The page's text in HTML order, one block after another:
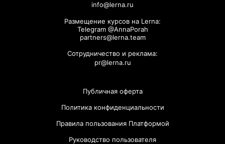
info@lerna.ru
Размещение курсов на Lerna:
Telegram @AnnaPorah
partners@lerna.team
Сотрудничество и реклама:
pr@lerna.ru
Публичная оферта
Политика конфиденциальности
Правила пользования Платформой
Руководство пользователя